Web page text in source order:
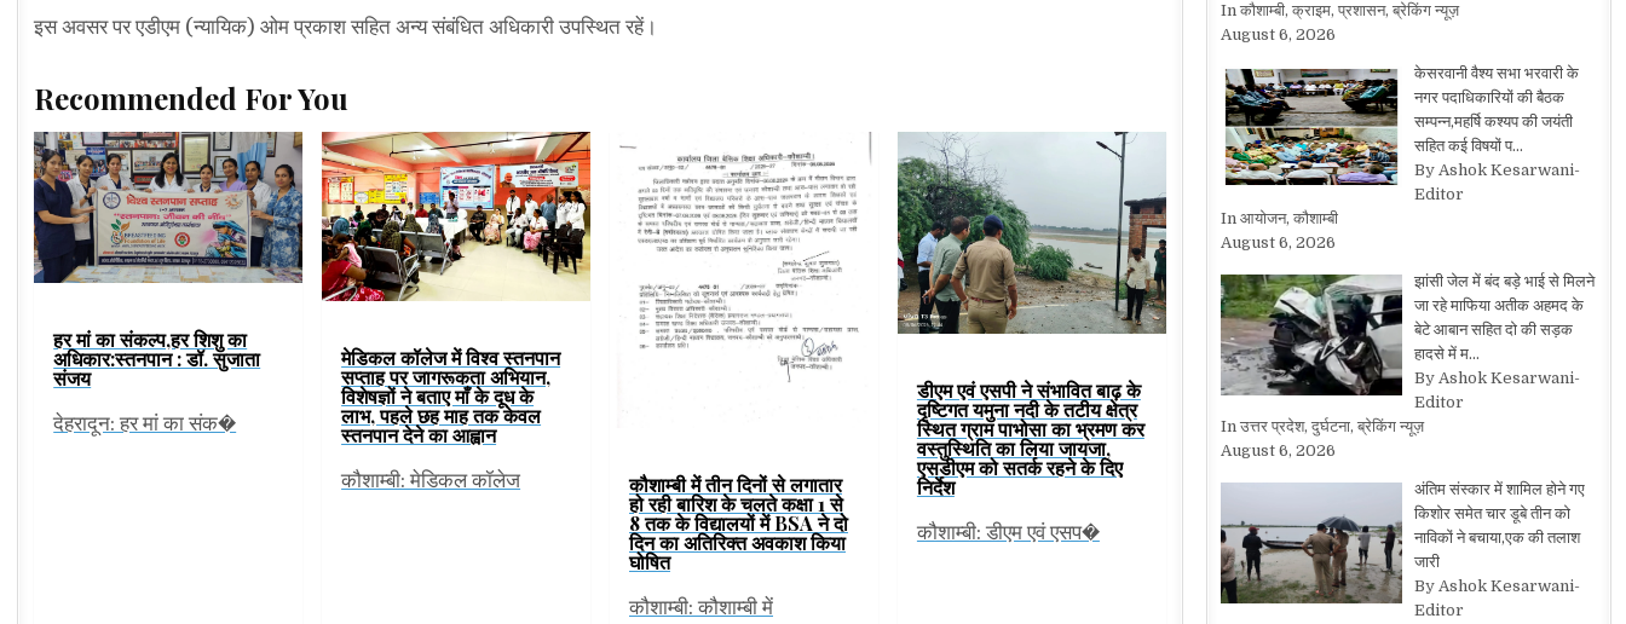
इस अवसर पर एडीएम (न्यायिक) ओम प्रकाश सहित अन्य संबंधित अधिकारी उपस्थित रहें।
Recommended For You
हर मां का संकल्प,हर शिशु का
अधिकार:स्तनपान : डॉ. सुजाता
संजय
देहरादून: हर मां का संक�
मेडिकल कॉलेज में विश्व स्तनपान
सप्ताह पर जागरूकता अभियान,
विशेषज्ञों ने बताए माँ के दूध के
लाभ, पहले छह माह तक केवल
स्तनपान देने का आह्वान
कौशाम्बी: मेडिकल कॉलेज कौशाम्बी में तीन दिनों से लगातार
हो रही बारिश के चलते कक्षा 1 से
8 तक के विद्यालयों में BSA ने दो
दिन का अतिरिक्त अवकाश किया
घोषित
कौशाम्बी: कौशाम्बी में
डीएम एवं एसपी ने संभावित बाढ़ के
दृष्टिगत यमुना नदी के तटीय क्षेत्र
स्थित ग्राम पाभोसा का भ्रमण कर
वस्तुस्थिति का लिया जायजा,
एसडीएम को सतर्क रहने के दिए
निर्देश
कौशाम्बी: डीएम एवं एसप�
In कौशाम्बी, क्राइम, प्रशासन, ब्रेकिंग न्यूज़
August 6, 2026
केसरवानी वैश्य सभा भरवारी के
नगर पदाधिकारियों की बैठक
सम्पन्न,महर्षि कश्यप की जयंती
सहित कई विषयों प…
By Ashok Kesarwani-
Editor
In आयोजन, कौशाम्बी
August 6, 2026
झांसी जेल में बंद बड़े भाई से मिलने
जा रहे माफिया अतीक अहमद के
बेटे आबान सहित दो की सड़क
हादसे में म…
By Ashok Kesarwani-
Editor
In उत्तर प्रदेश, दुर्घटना, ब्रेकिंग न्यूज़
August 6, 2026
अंतिम संस्कार में शामिल होने गए
किशोर समेत चार डूबे तीन को
नाविकों ने बचाया,एक की तलाश
जारी
By Ashok Kesarwani-
Editor